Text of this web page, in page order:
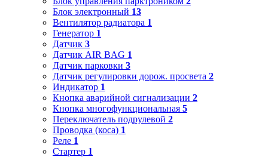
Блок электронный 13
Вентилятор радиатора 1
Генератор 1
Датчик 3
Датчик AIR BAG 1
Датчик парковки 3
Датчик регулировки дорож. просвета 2
Индикатор 1
Кнопка аварийной сигнализации 2
Кнопка многофункциональная 5
Переключатель подрулевой 2
Проводка (коса) 1
Реле 1
Стартер 1